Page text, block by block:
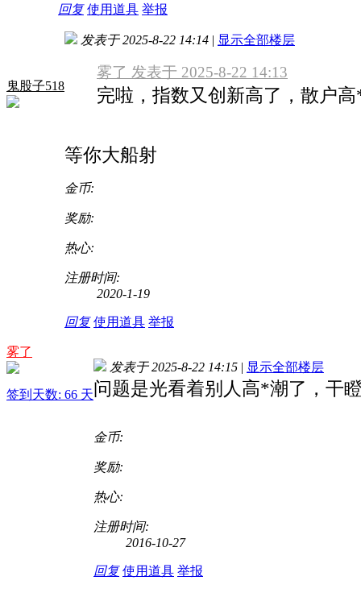
回复 使用道具 举报
鬼股子518
发表于 2025-8-22 14:14 | 显示全部楼层
雾了 发表于 2025-8-22 14:13
完啦，指数又创新高了，散户
等你大船射
金币:
奖励:
热心:
注册时间:
2020-1-19
回复 使用道具 举报
雾了
签到天数: 66 天
发表于 2025-8-22 14:15 | 显示全部楼层
问题是光看着别人高*潮了，干
金币:
奖励:
热心:
注册时间:
2016-10-27
回复 使用道具 举报